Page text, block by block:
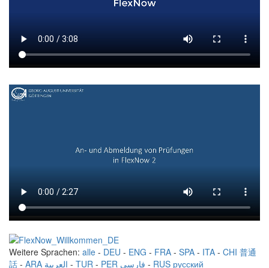
Weitere Sprachen: alle - DEU - ENG - FRA - SPA - ITA - CHI 普通
話 - ARA العربية - TUR - PER فارسی - RUS русский